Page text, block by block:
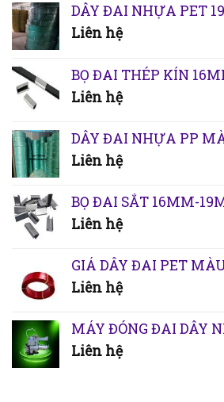
DÂY ĐAI NHỰA PET
Liên hệ
BỌ ĐAI THÉP KÍN
Liên hệ
DÂY ĐAI NHỰA PP
Liên hệ
BỌ ĐAI SẮT 16MM-
Liên hệ
GIÁ DÂY ĐAI PET
Liên hệ
MÁY ĐÓNG ĐAI DÂY
Liên hệ